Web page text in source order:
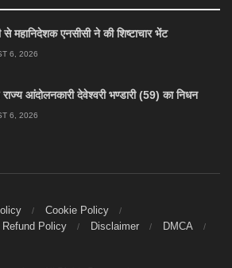
से महानिदेशक एनसीसी ने की शिष्टाचार भेंट
6, 2026
राज्य आंदोलनकारी देवेश्वरी भण्डारी (59) का निधन
6, 2026
Cookie Policy
Refund Policy Disclaimer
DMCA